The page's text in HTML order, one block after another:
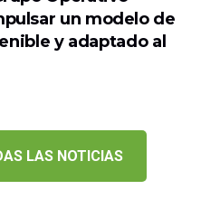
un modelo de
y adaptado al
LAS NOTICIAS